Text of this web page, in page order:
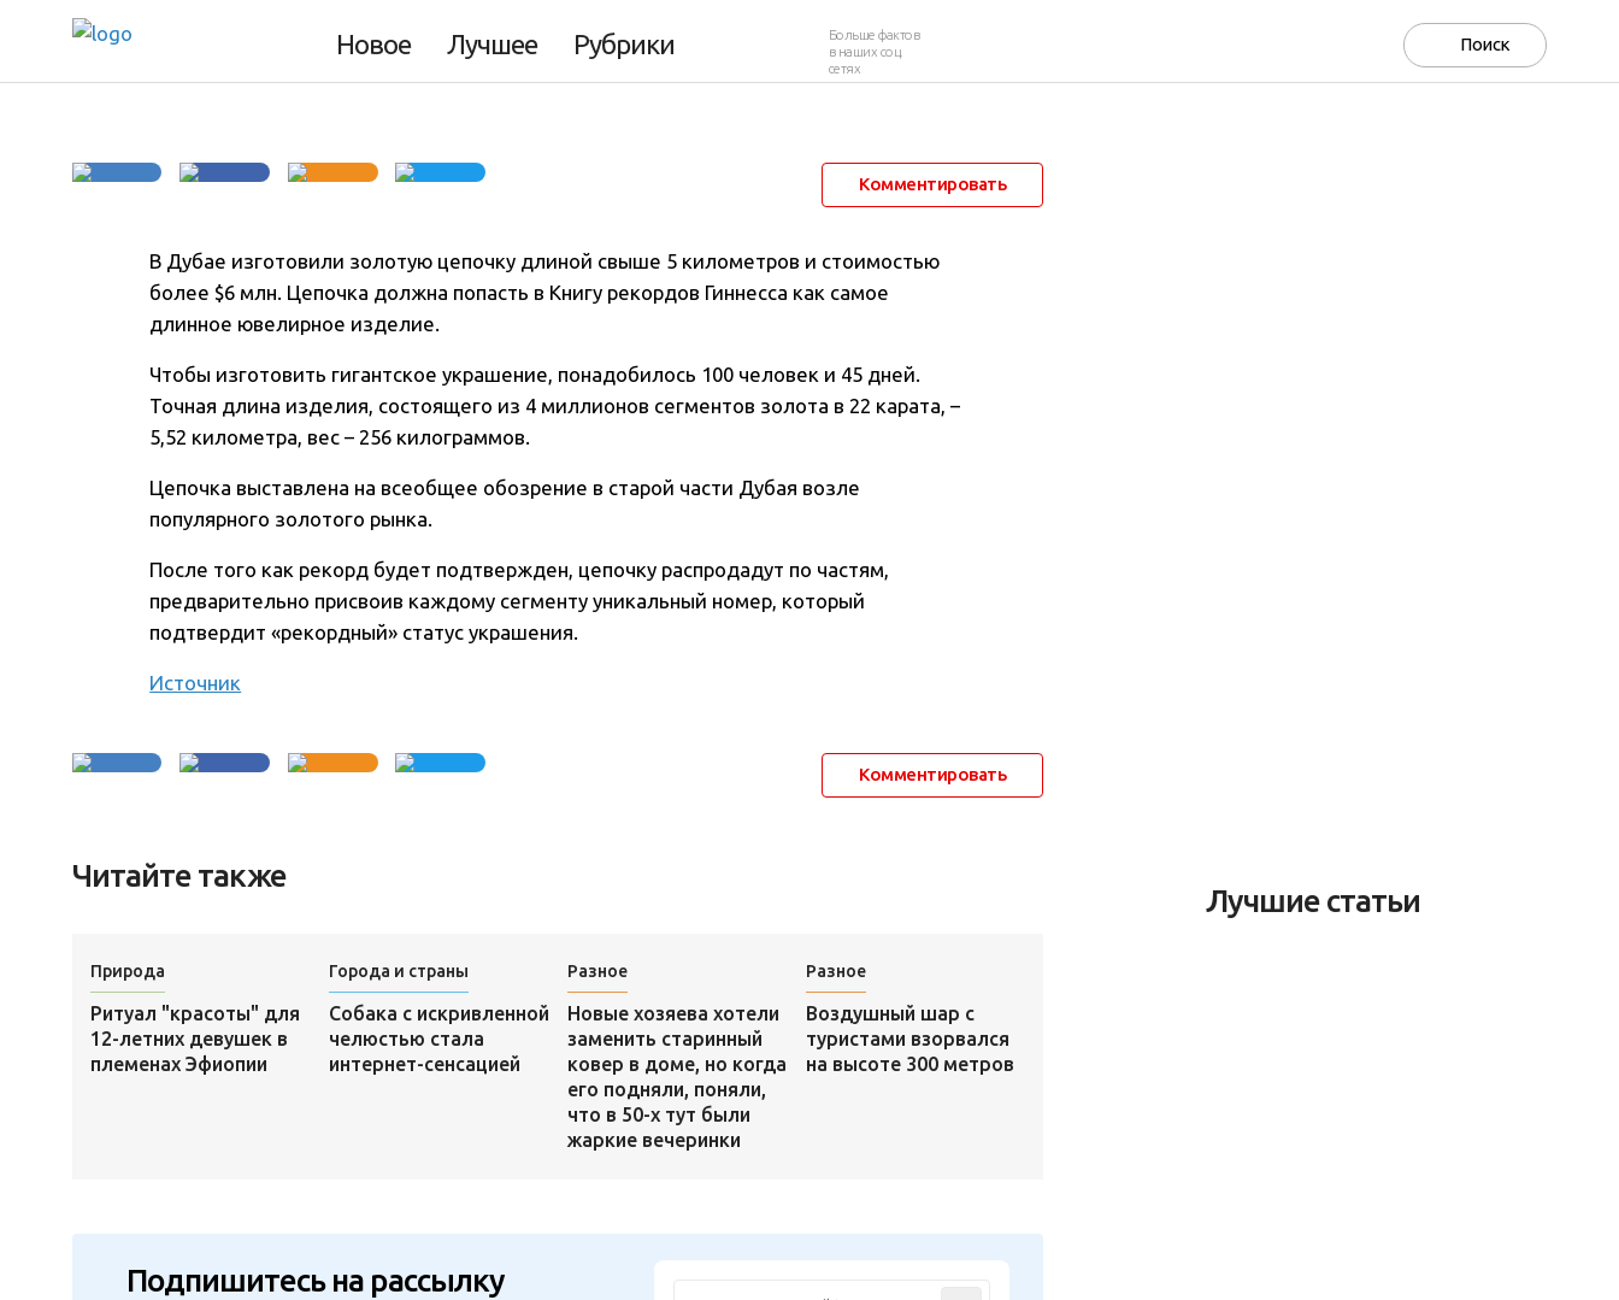
Новое Лучшее Рубрики
Больше фактов
в наших соц.
сетях
Комментировать
В Дубае изготовили золотую цепочку длиной свыше 5 километров и стоимостью
более $6 млн. Цепочка должна попасть в Книгу рекордов Гиннесса как самое
длинное ювелирное изделие.
Чтобы изготовить гигантское украшение, понадобилось 100 человек и 45 дней.
Точная длина изделия, состоящего из 4 миллионов сегментов золота в 22 карата, –
5,52 километра, вес – 256 килограммов.
Цепочка выставлена на всеобщее обозрение в старой части Дубая возле
популярного золотого рынка.
После того как рекорд будет подтвержден, цепочку распродадут по частям,
предварительно присвоив каждому сегменту уникальный номер, который
подтвердит «рекордный» статус украшения.
Источник
Комментировать
Читайте также
Природа
Ритуал "красоты" для
12-летних девушек в
племенах Эфиопии
Города и страны
Собака с искривленной
челюстью стала
интернет-сенсацией
Разное
Новые хозяева хотели
заменить старинный
ковер в доме, но когда
его подняли, поняли,
что в 50-х тут были
жаркие вечеринки
Разное
Воздушный шар с
туристами взорвался
на высоте 300 метров
Подпишитесь на рассылку
Лучшие статьи